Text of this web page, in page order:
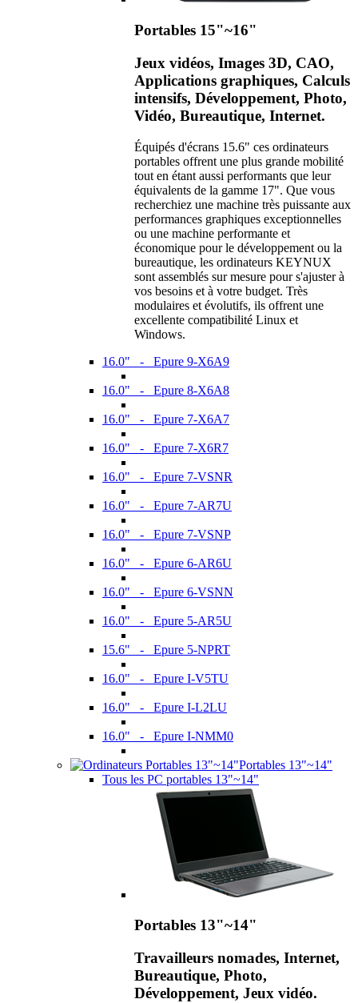
Portables 15"~16"
Jeux vidéos, Images 3D, CAO,
Applications graphiques, Calculs
intensifs, Développement, Photo,
Vidéo, Bureautique, Internet.
Équipés d'écrans 15.6" ces ordinateurs
portables offrent une plus grande mobilité
tout en étant aussi performants que leur
équivalents de la gamme 17". Que vous
recherchiez une machine très puissante aux
performances graphiques exceptionnelles
ou une machine performante et
économique pour le développement ou la
bureautique, les ordinateurs KEYNUX
sont assemblés sur mesure pour s'ajuster à
vos besoins et à votre budget. Très
modulaires et évolutifs, ils offrent une
excellente compatibilité Linux et
Windows.
16.0" - Epure 9-X6A9
16.0" - Epure 8-X6A8
16.0" - Epure 7-X6A7
16.0" - Epure 7-X6R7
16.0" - Epure 7-VSNR
16.0" - Epure 7-AR7U
16.0" - Epure 7-VSNP
16.0" - Epure 6-AR6U
16.0" - Epure 6-VSNN
16.0" - Epure 5-AR5U
15.6" - Epure 5-NPRT
16.0" - Epure I-V5TU
16.0" - Epure I-L2LU
16.0" - Epure I-NMM0
Portables 13"~14"
Tous les PC portables 13"~14"
Portables 13"~14"
Travailleurs nomades, Internet,
Bureautique, Photo,
Développement, Jeux vidéo.